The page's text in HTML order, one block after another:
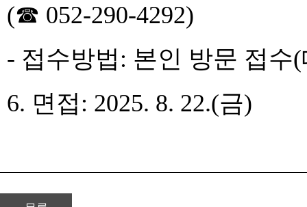
(☎ 052-290-4292)
- 접수방법: 본인 방문 접수
6. 면접: 2025. 8. 22.(금)